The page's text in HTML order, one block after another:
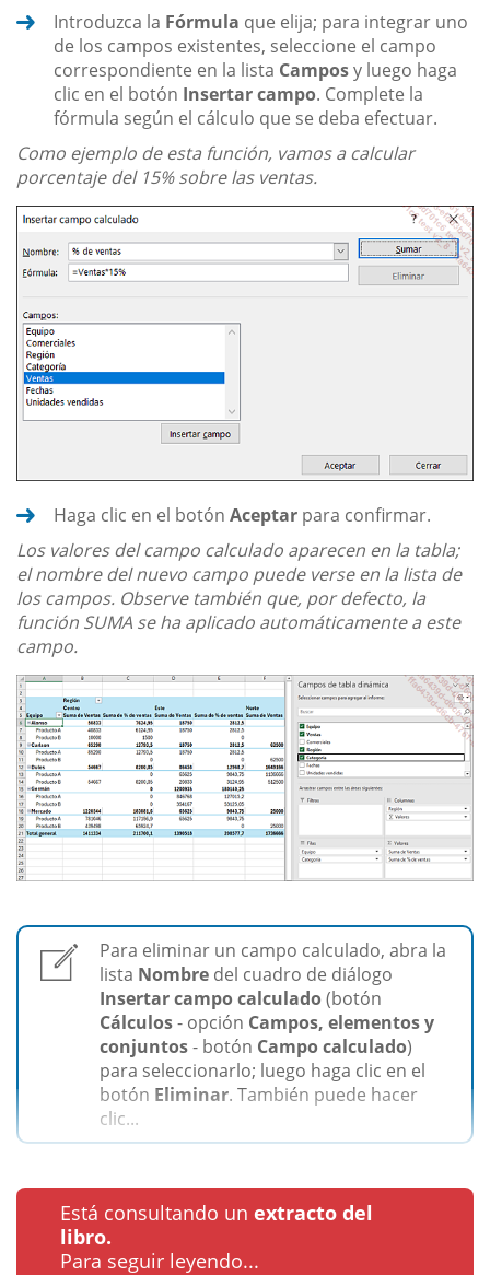
Introduzca la Fórmula que elija; para integrar uno
de los campos existentes, seleccione el campo
correspondiente en la lista Camposy luego haga
clic en el botón Insertar campo. Complete la
fórmula según el cálculo que se deba efectuar.
Como ejemplo de esta función, vamos a calcular
porcentaje del 15% sobre las ventas.
Haga clic en el botón Aceptar para confirmar.
Los valores del campo calculado aparecen en la tabla;
el nombre del nuevo campo puede verse en la lista de
los campos. Observe también que, por defecto, la
función SUMA se ha aplicado automáticamente a este
campo.
Para eliminar un campo calculado, abra la
lista Nombre del cuadro de diálogo
Insertar campo calculado(botón
Cálculos- opción Campos, elementos y
conjuntos- botón Campo calculado)
para seleccionarlo; luego haga clic en el
botón Eliminar. También puede hacer
clic...
Está consultando un extracto del
libro.
Para seguir leyendo...